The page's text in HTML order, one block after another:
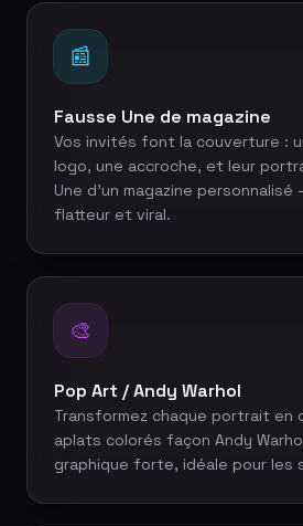
📰
Fausse Une de magazine
Vos invités font la couverture :
logo, une accroche, et leur
Une d'un magazine personnalisé
flatteur et viral.
🎨
Pop Art / Andy Warhol
Transformez chaque portrait en
aplats colorés façon Andy
graphique forte, idéale pour les